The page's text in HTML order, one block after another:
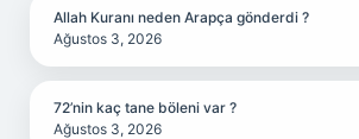
Allah Kuranı neden Arapça gönderdi ?
Ağustos 3, 2026
72’nin kaç tane böleni var ?
Ağustos 3, 2026